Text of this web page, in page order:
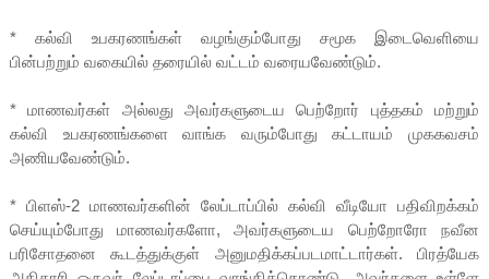
* கல்வி உபகரணங்கள் வழங்கும்போது சமூக இடைவெளியை
பின்பற்றும் வகையில் தரையில் வட்டம் வரையவேண்டும்.
* மாணவர்கள் அல்லது அவர்களுடைய பெற்றோர் புத்தகம் மற்றும்
கல்வி உபகரணங்களை வாங்க வரும்போது கட்டாயம் முககவசம்
அணியவேண்டும்.
* பிளஸ்-2 மாணவர்களின் லேப்டாப்பில் கல்வி வீடியோ பதிவிறக்கம்
செய்யும்போது மாணவர்களோ, அவர்களுடைய பெற்றோரோ நவீன
பரிசோதனை கூடத்துக்குள் அனுமதிக்கப்படமாட்டார்கள். பிரத்யேக